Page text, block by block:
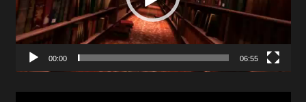
00:00 06:55